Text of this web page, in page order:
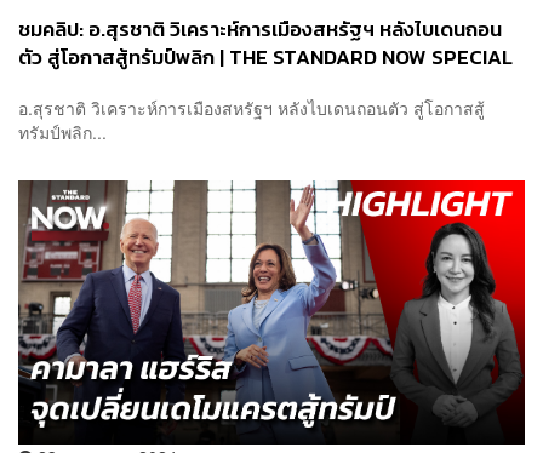
ชมคลิป: อ.สุรชาติ วิเคราะห์การเมืองสหรัฐฯ หลังไบเดนถอน
ตัว สู่โอกาสสู้ทรัมป์พลิก | THE STANDARD NOW SPECIAL
อ.สุรชาติ วิเคราะห์การเมืองสหรัฐฯ หลังไบเดนถอนตัว สู่โอกาสสู้
ทรัมป์พลิก...